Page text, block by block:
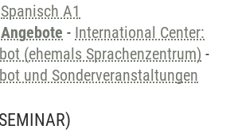
Spanisch A1
- International Center:
(ehemals Sprachenzentrum) -
und Sonderveranstaltungen